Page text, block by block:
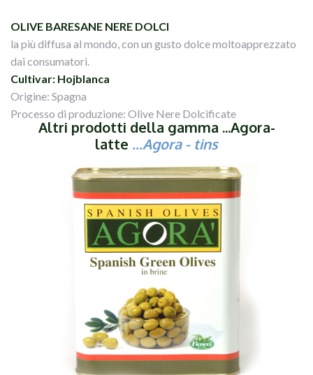
OLIVE BARESANE NERE DOLCI
la più diffusa al mondo, con un gusto dolce moltoapprezzato
dai consumatori.
Cultivar: Hojblanca
Origine: Spagna
Processo di produzione: Olive Nere Dolcificate
Altri prodotti della gamma ...Agora-
latte ...Agora - tins